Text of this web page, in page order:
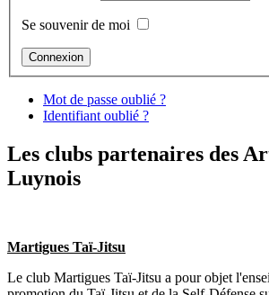
Se souvenir de moi
Mot de passe oublié ?
Identifiant oublié ?
Les clubs partenaires des
Luynois
Martigues Taï-Jitsu
Le club Martigues Taï-Jitsu a pour objet